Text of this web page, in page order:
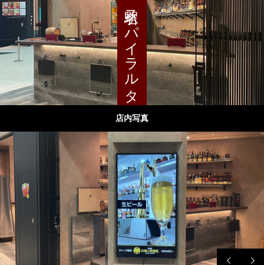
名駅スパイラルタワーズ店
店内写真